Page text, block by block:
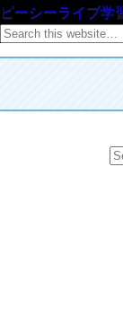
ピーシーライブ学